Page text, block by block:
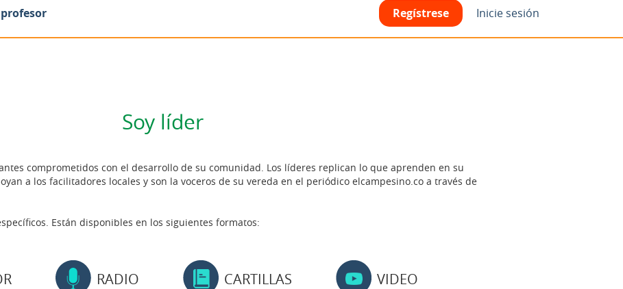
Regístrese Inicie sesión
Soy líder
comprometidos con el desarrollo de su comunidad. Los líderes replican lo que aprenden en su
a los facilitadores locales y son la voceros de su vereda en el periódico elcampesino.co a través de
Están disponibles en los siguientes formatos:
RADIO CARTILLAS VIDEO